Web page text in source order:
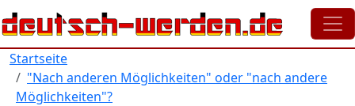
Direkt zum Inhalt
Startseite
"Nach anderen Möglichkeiten" oder "nach andere
Möglichkeiten"?